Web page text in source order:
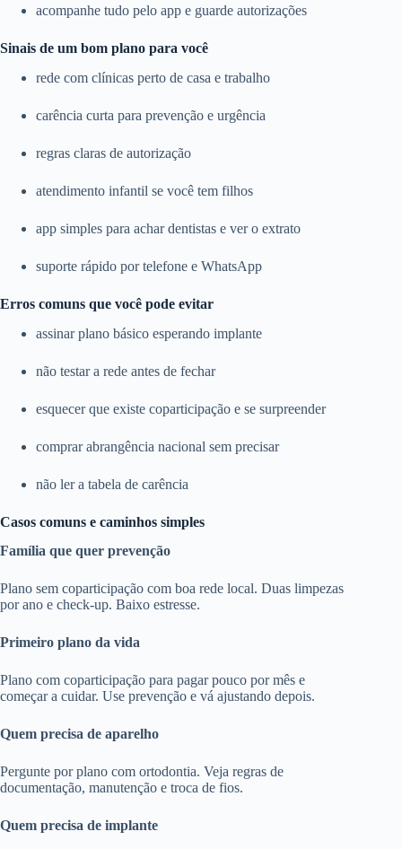
acompanhe tudo pelo app e guarde autorizações
Sinais de um bom plano para você
rede com clínicas perto de casa e trabalho
carência curta para prevenção e urgência
regras claras de autorização
atendimento infantil se você tem filhos
app simples para achar dentistas e ver o extrato
suporte rápido por telefone e WhatsApp
Erros comuns que você pode evitar
assinar plano básico esperando implante
não testar a rede antes de fechar
esquecer que existe coparticipação e se surpreender
comprar abrangência nacional sem precisar
não ler a tabela de carência
Casos comuns e caminhos simples
Família que quer prevenção
Plano sem coparticipação com boa rede local. Duas limpezas
por ano e check-up. Baixo estresse.
Primeiro plano da vida
Plano com coparticipação para pagar pouco por mês e
começar a cuidar. Use prevenção e vá ajustando depois.
Quem precisa de aparelho
Pergunte por plano com ortodontia. Veja regras de
documentação, manutenção e troca de fios.
Quem precisa de implante